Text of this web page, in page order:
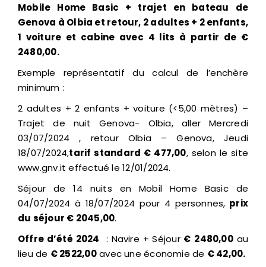
Mobile Home Basic + trajet en bateau de
Genova à Olbia et retour, 2 adultes + 2 enfants,
1 voiture et cabine avec 4 lits à partir de €
2480,00.
Exemple représentatif du calcul de l’enchère
minimum :
2 adultes + 2 enfants + voiture (<5,00 mètres) –
Trajet de nuit Genova- Olbia, aller Mercredi
03/07/2024 , retour Olbia – Genova, Jeudi
18/07/2024,tarif standard € 477,00, selon le site
www.gnv.it effectué le 12/01/2024.
Séjour de 14 nuits en Mobil Home Basic de
04/07/2024 à 18/07/2024 pour 4 personnes, prix
du séjour € 2045,00.
Offre d’été 2024 : Navire + Séjour € 2480,00au
lieu de € 2522,00avec une économie de € 42,00.